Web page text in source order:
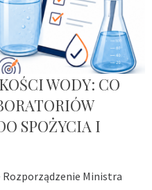
WODY: CO
SPOŻYCIA I
Rozporządzenie Ministra